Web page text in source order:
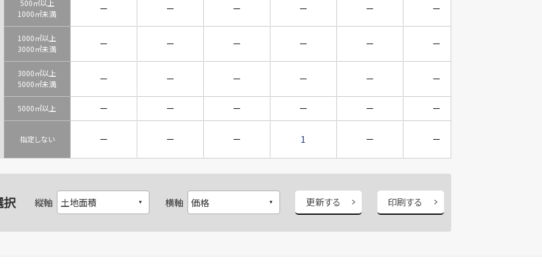
500㎡以上
1000㎡未満
－ － － － － －
1000㎡以上
3000㎡未満
－ － － － － －
3000㎡以上
5000㎡未満
－ － － － － －
5000㎡以上 － － － － － －
指定しない － － － 1 － －
択 縦軸 横軸 更新する 印刷する